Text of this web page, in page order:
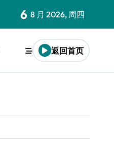
6 8 月 2026, 周四
返回首页